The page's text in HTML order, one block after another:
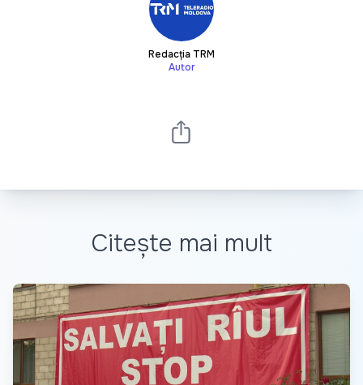
Redacția TRM
Autor
Citește mai mult